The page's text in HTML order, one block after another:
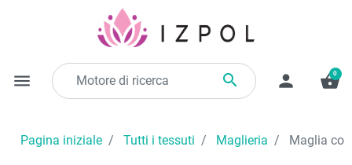
menu  person shopping_basket
0
Pagina iniziale Tutti i tessuti Maglieria Maglia